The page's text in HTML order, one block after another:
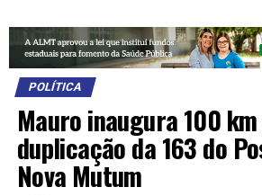
POLÍTICA
Mauro inaugura 100
duplicação da 163 do
Nova Mutum